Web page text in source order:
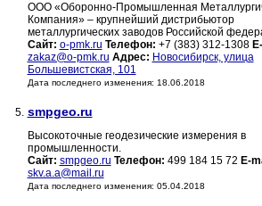
ООО «Оборонно-Промышленная
Компания» – крупнейший дистрибьютор
металлургических заводов Российской
Сайт: o-pmk.ru Телефон: +7 (383) 312-1308
zakaz@o-pmk.ru Адрес: Новосибирск, улица
Большевистская, 101
Дата последнего изменения: 18.06.2018
5. smpgeo.ru
Высокоточные геодезические измерения в
промышленности.
Сайт: smpgeo.ru Телефон: 499 184 15 72 E-
skv.a.a@mail.ru
Дата последнего изменения: 05.04.2018